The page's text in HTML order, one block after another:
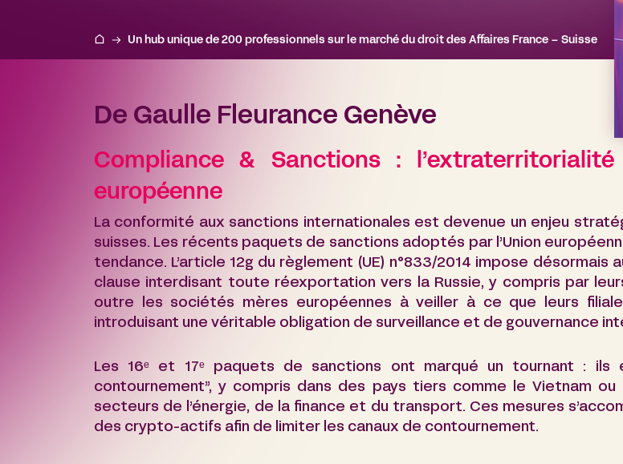
Un hub unique de 200 professionnels sur le marché du droit des Affaires France – Suisse
De Gaulle Fleurance Genève
Compliance & Sanctions :
européenne
La conformité aux sanctions internationales est devenue un enjeu
suisses. Les récents paquets de sanctions adoptés par l’Union
tendance. L’article 12g du règlement (UE) n°833/2014 impose
clause interdisant toute réexportation vers la Russie, y compris par
outre les sociétés mères européennes à veiller à ce que leurs
introduisant une véritable obligation de surveillance et de gouvernance
Les 16ᵉ et 17ᵉ paquets de sanctions ont marqué un tournant : ils
contournement”, y compris dans des pays tiers comme le Vietnam
secteurs de l’énergie, de la finance et du transport. Ces mesures
des crypto-actifs afin de limiter les canaux de contournement.